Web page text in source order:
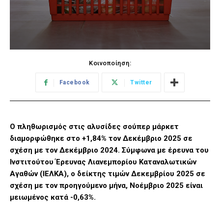
Κοινοποίηση:
Facebook Twitter
Ο πληθωρισμός στις αλυσίδες σούπερ μάρκετ
διαμορφώθηκε στο +1,84% τον Δεκέμβριο 2025 σε
σχέση με τον Δεκέμβριο 2024. Σύμφωνα με έρευνα του
Ινστιτούτου Έρευνας Λιανεμπορίου Καταναλωτικών
Αγαθών (ΙΕΛΚΑ), ο δείκτης τιμών Δεκεμβρίου 2025 σε
σχέση με τον προηγούμενο μήνα, Νοέμβριο 2025 είναι
μειωμένος κατά -0,63%.